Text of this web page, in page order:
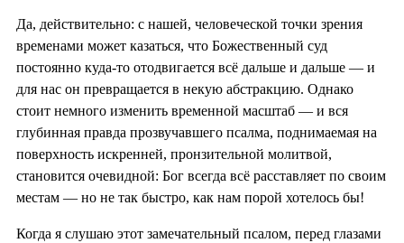
Да, действительно: с нашей, человеческой точки зрения
временами может казаться, что Божественный суд
постоянно куда-то отодвигается всё дальше и дальше — и
для нас он превращается в некую абстракцию. Однако
стоит немного изменить временной масштаб — и вся
глубинная правда прозвучавшего псалма, поднимаемая на
поверхность искренней, пронзительной молитвой,
становится очевидной: Бог всегда всё расставляет по своим
местам — но не так быстро, как нам порой хотелось бы!
Когда я слушаю этот замечательный псалом, перед глазами